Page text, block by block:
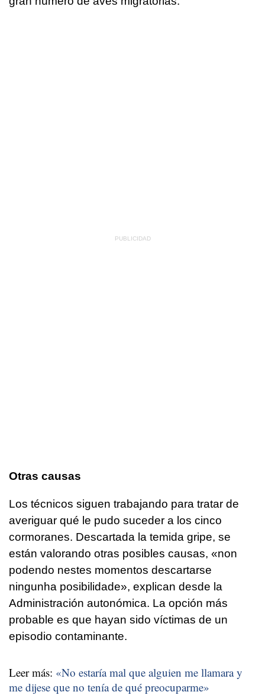
Otras causas
Los técnicos siguen trabajando para tratar de
averiguar qué le pudo suceder a los cinco
cormoranes. Descartada la temida gripe, se
están valorando otras posibles causas, «non
podendo nestes momentos descartarse
ningunha posibilidade», explican desde la
Administración autonómica. La opción más
probable es que hayan sido víctimas de un
episodio contaminante.
Leer más: «No estaría mal que alguien me llamara y
me dijese que no tenía de qué preocuparme»